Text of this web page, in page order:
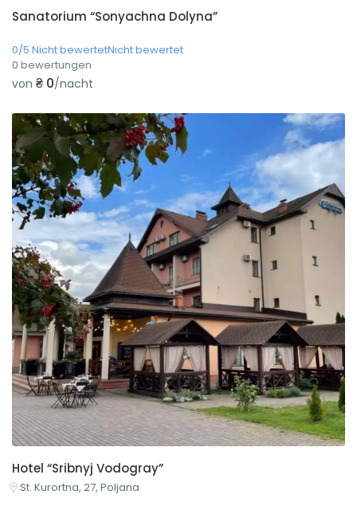
Sanatorium “Sonyachna Dolyna”
0/5 Nicht bewertetNicht bewertet
0 bewertungen
von ₴ 0/nacht
Hotel “Sribnyj Vodogray”
St. Kurortna, 27, Poljana